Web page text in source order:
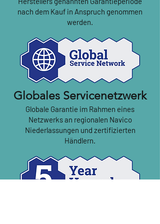
nach dem Kauf in Anspruch genommen
werden.
Globales Servicenetzwerk
Globale Garantie im Rahmen eines
Netzwerks an regionalen Navico
Niederlassungen und zertifizierten
Händlern.